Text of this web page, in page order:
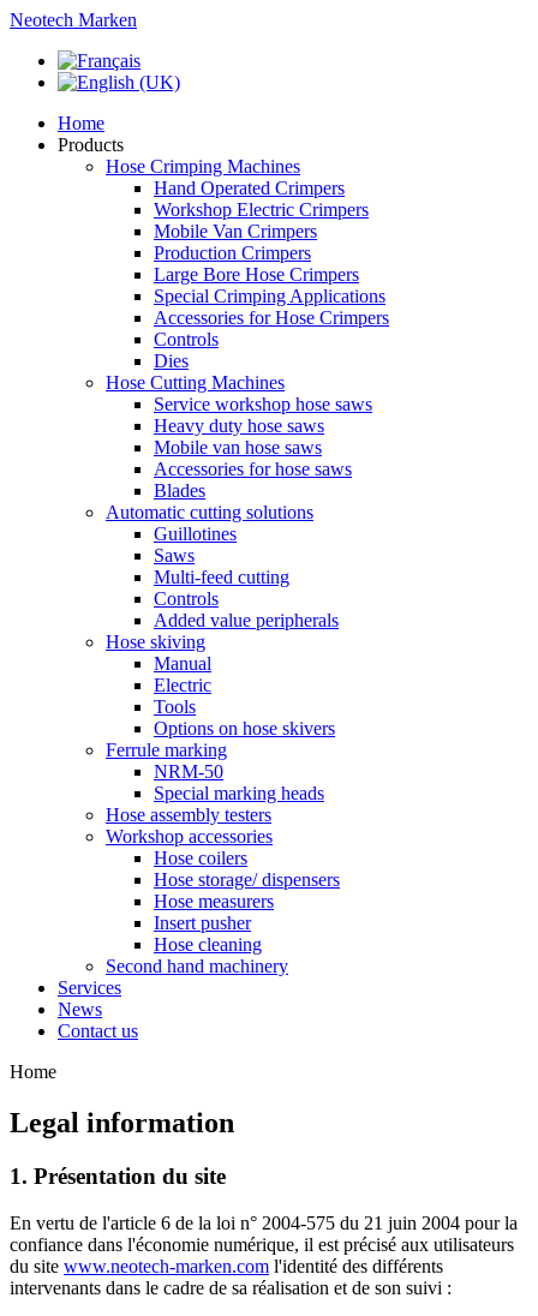
Neotech Marken
Home
Products
Hose Crimping Machines
Hand Operated Crimpers
Workshop Electric Crimpers
Mobile Van Crimpers
Production Crimpers
Large Bore Hose Crimpers
Special Crimping Applications
Accessories for Hose Crimpers
Controls
Dies
Hose Cutting Machines
Service workshop hose saws
Heavy duty hose saws
Mobile van hose saws
Accessories for hose saws
Blades
Automatic cutting solutions
Guillotines
Saws
Multi-feed cutting
Controls
Added value peripherals
Hose skiving
Manual
Electric
Tools
Options on hose skivers
Ferrule marking
NRM-50
Special marking heads
Hose assembly testers
Workshop accessories
Hose coilers
Hose storage/ dispensers
Hose measurers
Insert pusher
Hose cleaning
Second hand machinery
Services
News
Contact us
Home
Legal information
1. Présentation du site
En vertu de l'article 6 de la loi n° 2004-575 du 21 juin 2004 pour la
confiance dans l'économie numérique, il est précisé aux utilisateurs
du site www.neotech-marken.com l'identité des différents
intervenants dans le cadre de sa réalisation et de son suivi :